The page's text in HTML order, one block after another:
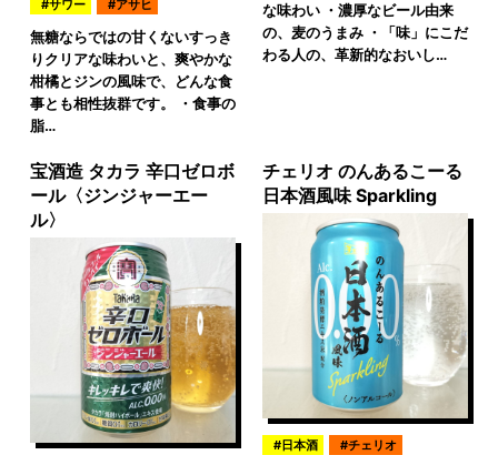
サワー アサヒ
無糖ならではの甘くないすっき
りクリアな味わいと、爽やかな
柑橘とジンの風味で、どんな食
事とも相性抜群です。 ・食事の
脂…
な味わい ・濃厚なビール由来
の、麦のうまみ ・「味」にこだ
わる人の、革新的なおいし…
宝酒造 タカラ 辛口ゼロボ
ール〈ジンジャーエー
ル〉
チェリオ のんあるこーる
日本酒風味 Sparkling
日本酒 チェリオ